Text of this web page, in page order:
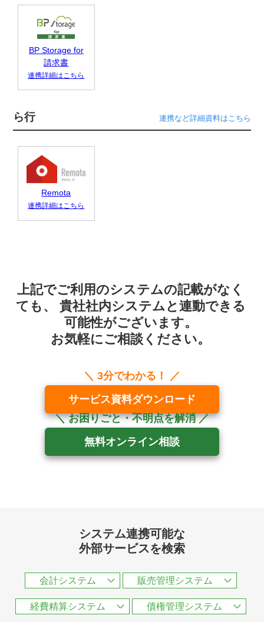
BP Storage for
請求書
連携詳細はこちら
ら行 連携など詳細資料はこちら
Remota
連携詳細はこちら
上記でご利用のシステムの記載がなく
ても、
貴社社内システムと連動できる
可能性がございます。
お気軽にご相談ください。
サービス資料ダウンロード
無料オンライン相談
システム連携可能な
外部サービスを検索
会計システム 販売管理システム
経費精算システム 債権管理システム
3分でわかる